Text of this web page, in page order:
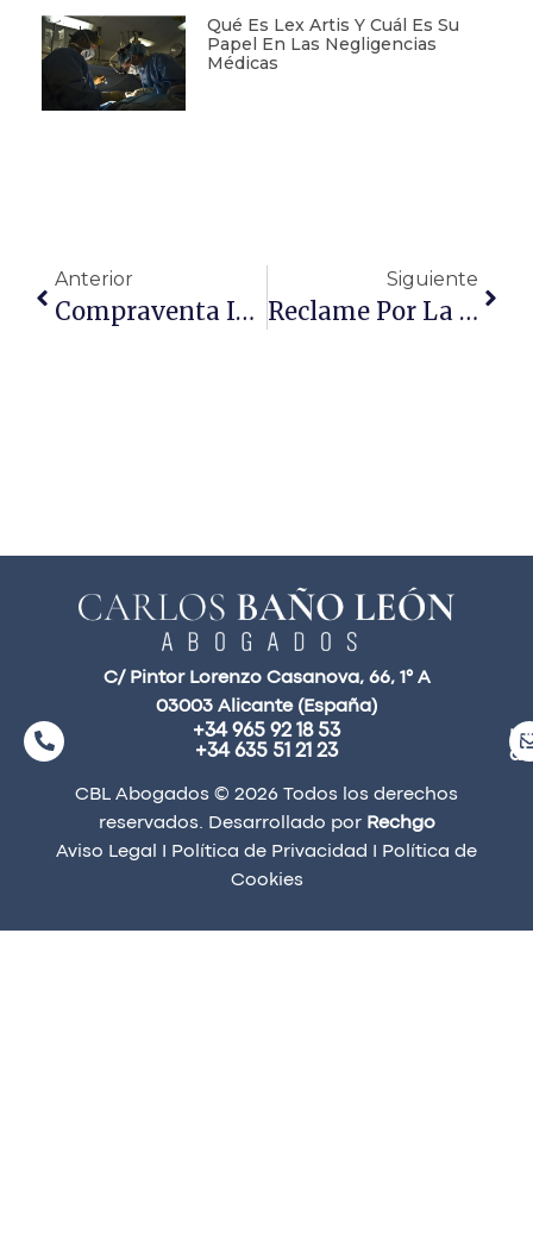
Qué Es Lex Artis Y Cuál Es Su
Papel En Las Negligencias
Médicas
Anterior
Compraventa Inmobiliaria Y Concurso De Acreedores
Siguiente
Reclame Por La Compra Apartamento Turístico Si No Se Construyó
C/ Pintor Lorenzo Casanova, 66, 1° A
03003 Alicante (España)
+34 965 92 18 53
+34 635 51 21 23
CBL Abogados © 2026 Todos los derechos
reservados. Desarrollado por Rechgo
Aviso Legal
Política de Privacidad
Política de
Cookies